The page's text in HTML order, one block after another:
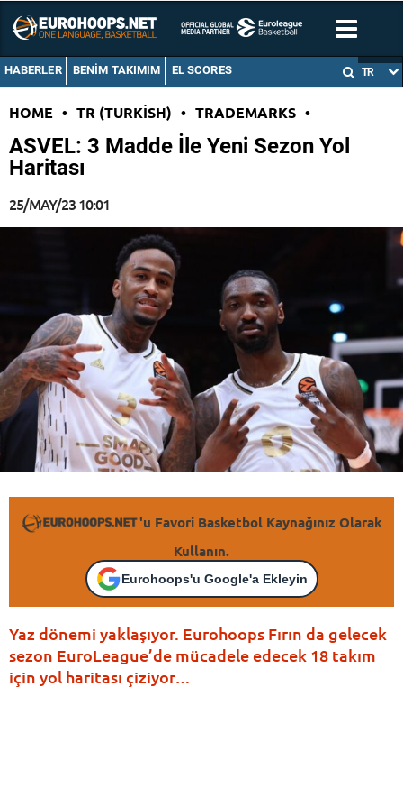
HABERLER BENIM TAKIMIM EL SCORES TR
HOME • TR (TURKISH) • TRADEMARKS •
ASVEL: 3 Madde İle Yeni Sezon Yol
Haritası
25/MAY/23 10:01
'u Favori Basketbol Kaynağınız Olarak
Kullanın.
Eurohoops'u Google'a Ekleyin
Yaz dönemi yaklaşıyor. Eurohoops Fırın da gelecek
sezon EuroLeague’de mücadele edecek 18 takım
için yol haritası çiziyor…